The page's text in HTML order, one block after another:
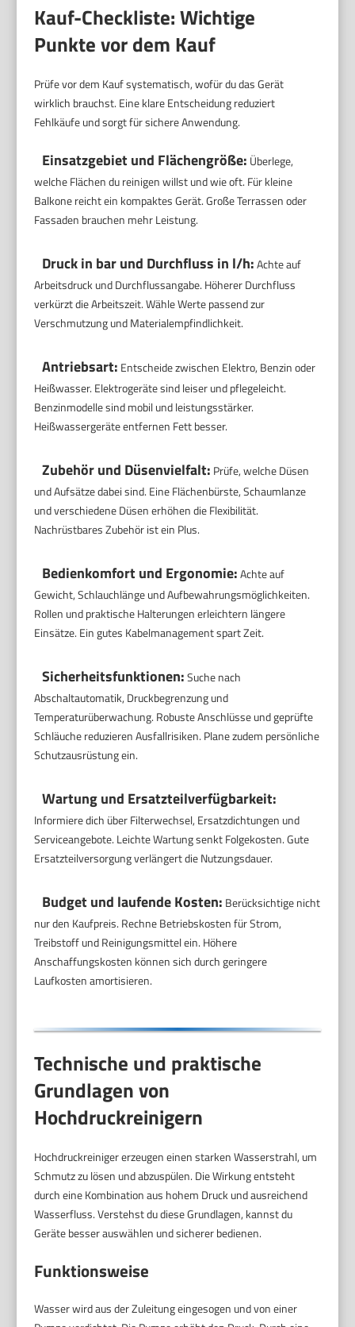
Kauf-Checkliste: Wichtige
Punkte vor dem Kauf
Prüfe vor dem Kauf systematisch, wofür du das Gerät
wirklich brauchst. Eine klare Entscheidung reduziert
Fehlkäufe und sorgt für sichere Anwendung.
Einsatzgebiet und Flächengröße: Überlege,
welche Flächen du reinigen willst und wie oft. Für kleine
Balkone reicht ein kompaktes Gerät. Große Terrassen oder
Fassaden brauchen mehr Leistung.
Druck in bar und Durchfluss in l/h:Achte auf
Arbeitsdruck und Durchflussangabe. Höherer Durchfluss
verkürzt die Arbeitszeit. Wähle Werte passend zur
Verschmutzung und Materialempfindlichkeit.
Antriebsart: Entscheide zwischen Elektro, Benzin oder
Heißwasser. Elektrogeräte sind leiser und pflegeleicht.
Benzinmodelle sind mobil und leistungsstärker.
Heißwassergeräte entfernen Fett besser.
Zubehör und Düsenvielfalt: Prüfe, welche Düsen
und Aufsätze dabei sind. Eine Flächenbürste, Schaumlanze
und verschiedene Düsen erhöhen die Flexibilität.
Nachrüstbares Zubehör ist ein Plus.
Bedienkomfort und Ergonomie:Achte auf
Gewicht, Schlauchlänge und Aufbewahrungsmöglichkeiten.
Rollen und praktische Halterungen erleichtern längere
Einsätze. Ein gutes Kabelmanagement spart Zeit.
Sicherheitsfunktionen:Suche nach
Abschaltautomatik, Druckbegrenzung und
Temperaturüberwachung. Robuste Anschlüsse und geprüfte
Schläuche reduzieren Ausfallrisiken. Plane zudem persönliche
Schutzausrüstung ein.
Wartung und Ersatzteilverfügbarkeit:
Informiere dich über Filterwechsel, Ersatzdichtungen und
Serviceangebote. Leichte Wartung senkt Folgekosten. Gute
Ersatzteilversorgung verlängert die Nutzungsdauer.
Budget und laufende Kosten: Berücksichtige nicht
nur den Kaufpreis. Rechne Betriebskosten für Strom,
Treibstoff und Reinigungsmittel ein. Höhere
Anschaffungskosten können sich durch geringere
Laufkosten amortisieren.
Technische und praktische
Grundlagen von
Hochdruckreinigern
Hochdruckreiniger erzeugen einen starken Wasserstrahl, um
Schmutz zu lösen und abzuspülen. Die Wirkung entsteht
durch eine Kombination aus hohem Druck und ausreichend
Wasserfluss. Verstehst du diese Grundlagen, kannst du
Geräte besser auswählen und sicherer bedienen.
Funktionsweise
Wasser wird aus der Zuleitung eingesogen und von einer